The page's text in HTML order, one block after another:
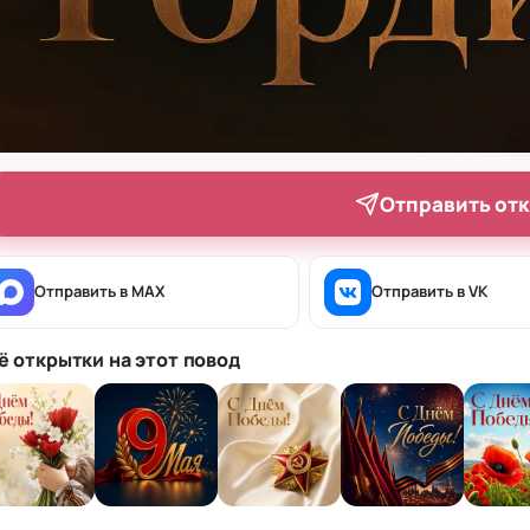
Отправить
Отправить в MAX Отправить в VK
открытки на этот повод